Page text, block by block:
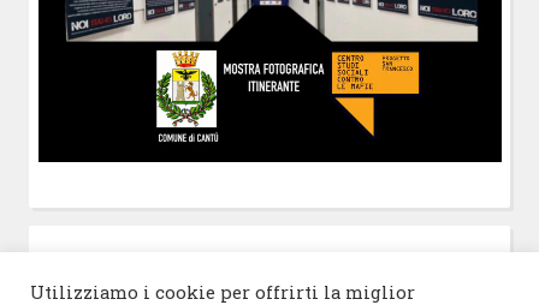
Utilizziamo i cookie per offrirti la miglior